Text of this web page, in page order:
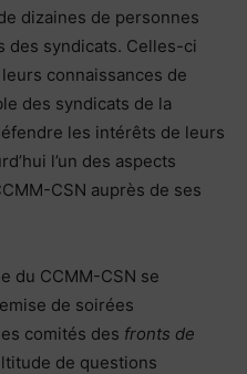
dizaines de personnes
des syndicats. Celles-ci
connaissances de
des syndicats de la
les intérêts de leurs
l’un des aspects
CSN auprès de ses
du CCMM-CSN se
de soirées
comités des fronts de
de questions